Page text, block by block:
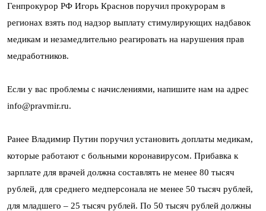
Генпрокурор РФ Игорь Краснов поручил прокурорам в
регионах взять под надзор выплату стимулирующих надбавок
медикам и незамедлительно реагировать на нарушения прав
медработников.
Если у вас проблемы с начислениями, напишите нам на адрес
info@pravmir.ru.
Ранее Владимир Путин поручил установить доплаты медикам,
которые работают с больными коронавирусом. Прибавка к
зарплате для врачей должна составлять не менее 80 тысяч
рублей, для среднего медперсонала не менее 50 тысяч рублей,
для младшего – 25 тысяч рублей. По 50 тысяч рублей должны